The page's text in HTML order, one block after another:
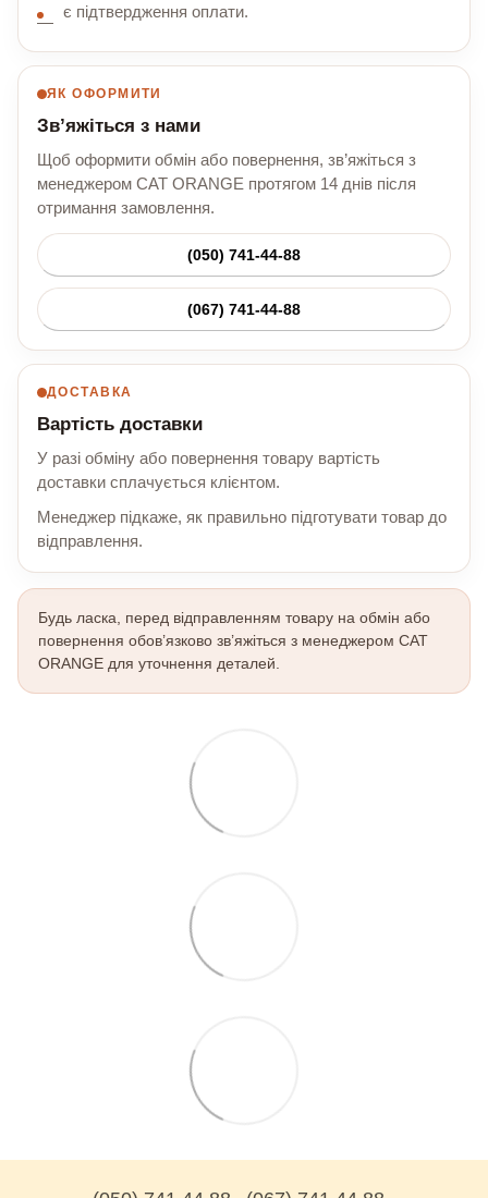
є підтвердження оплати.
ЯК ОФОРМИТИ
Зв’яжіться з нами
Щоб оформити обмін або повернення, зв’яжіться з
менеджером CAT ORANGE протягом 14 днів після
отримання замовлення.
(050) 741-44-88
(067) 741-44-88
ДОСТАВКА
Вартість доставки
У разі обміну або повернення товару вартість
доставки сплачується клієнтом.
Менеджер підкаже, як правильно підготувати товар до
відправлення.
Будь ласка, перед відправленням товару на обмін або
повернення обов’язково зв’яжіться з менеджером CAT
ORANGE для уточнення деталей.